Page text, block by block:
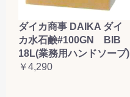
ダイカ商事 DAIKA ダイ
カ水石鹸#100GN BIB
18L(業務用ハンドソープ)
￥4,290